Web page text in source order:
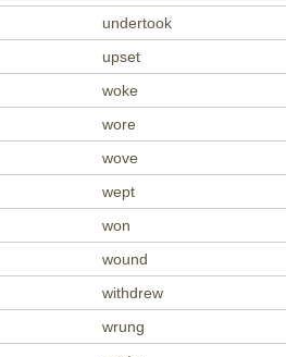
undertook
upset
woke
wore
wove
wept
won
wound
withdrew
wrung